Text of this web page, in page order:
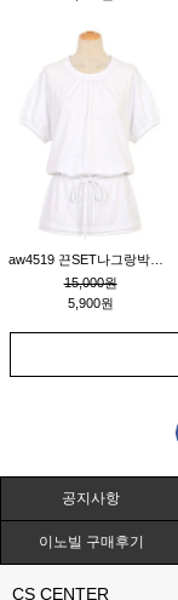
15,000원
5,900원
공지사항
이노빌 구매후기
CS CENTER